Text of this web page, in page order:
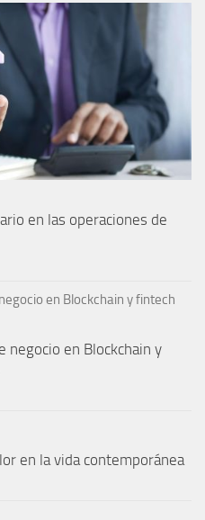
en las operaciones de
negocio en Blockchain y
en la vida contemporánea